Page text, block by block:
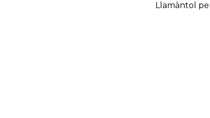
Llamàntol